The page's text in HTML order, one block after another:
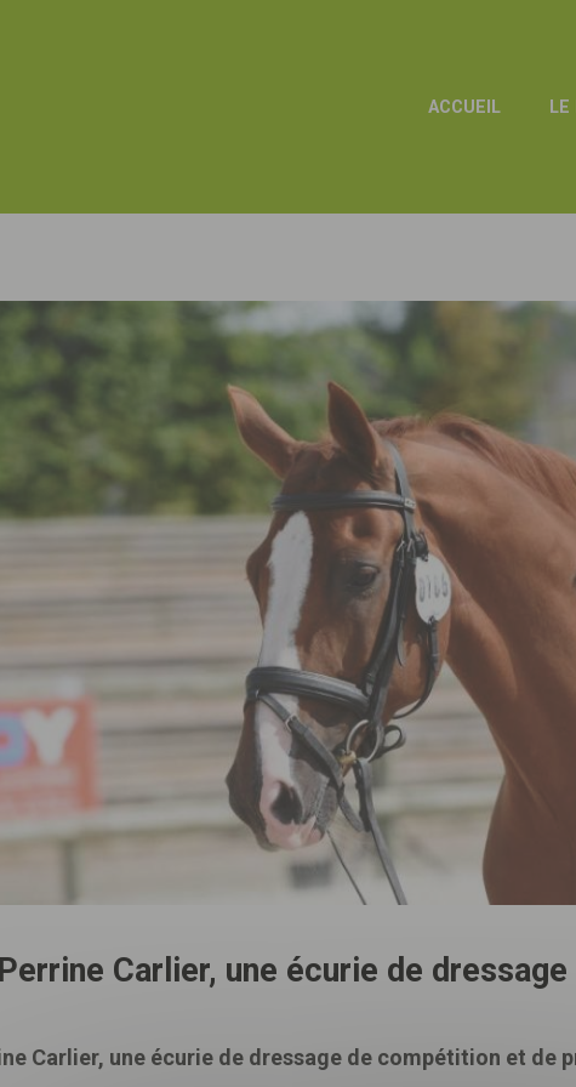
ACCUEIL LE
Carlier, une écurie de dressage
Carlier, une écurie de dressage de compétition et de
Télécharger votre